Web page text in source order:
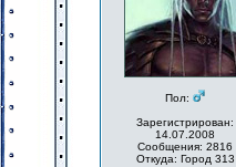
Пол:
Зарегистрирован:
14.07.2008
Сообщения: 2816
Откуда: Город 313